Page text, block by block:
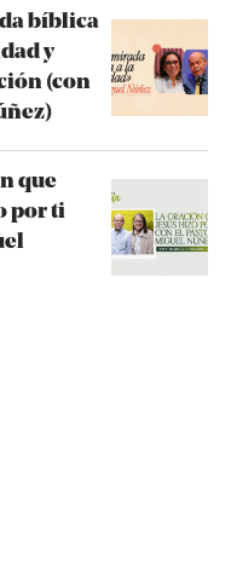
bíblica
y
(con
que
por ti